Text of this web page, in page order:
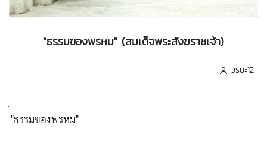
"ธรรมของพรหม" (สมเด็จพระสังฆราชเจ้า)
วิริยะ12
.
"ธรรมของพรหม"